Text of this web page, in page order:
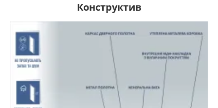
Конструктив